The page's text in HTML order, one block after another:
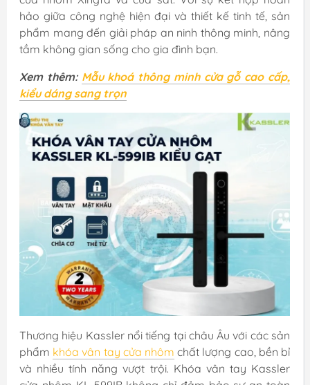
hảo giữa công nghệ hiện đại và thiết kế tinh tế, sản
phẩm mang đến giải pháp an ninh thông minh, nâng
tầm không gian sống cho gia đình bạn.
Xem thêm: Mẫu khoá thông minh cửa gỗ cao cấp,
kiểu dáng sang trọn
Thương hiệu Kassler nổi tiếng tại châu Âu với các sản
phẩm khóa vân tay cửa nhôm chất lượng cao, bền bỉ
và nhiều tính năng vượt trội. Khóa vân tay Kassler